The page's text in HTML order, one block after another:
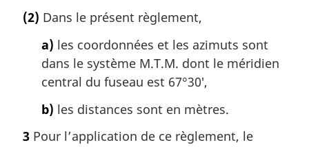
(2) Dans le présent règlement,
a) les coordonnées et les azimuts sont
dans le système M.T.M. dont le méridien
central du fuseau est 67°30′,
b) les distances sont en mètres.
3 Pour l’application de ce règlement, le